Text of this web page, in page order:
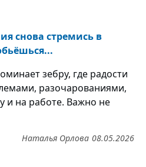
снова стремись в
зебру, где радости
разочарованиями,
и на работе. Важно не
08.05.2026
Наталья Орлова